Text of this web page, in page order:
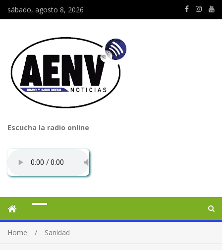
sábado, agosto 8, 2026
Escucha la radio online
Home Sanidad